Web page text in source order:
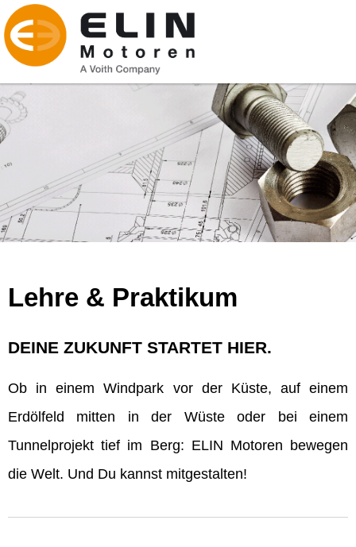
Lehre & Praktikum
DEINE ZUKUNFT STARTET HIER.
Ob in einem Windpark vor der Küste, auf einem
Erdölfeld mitten in der Wüste oder bei einem
Tunnelprojekt tief im Berg: ELIN Motoren bewegen
die Welt. Und Du kannst mitgestalten!